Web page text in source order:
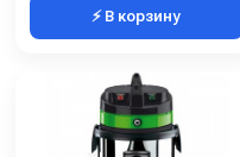
⚡ В корзину